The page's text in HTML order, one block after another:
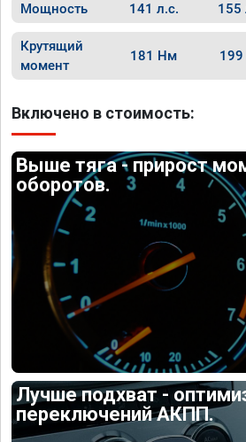
Мощность 141 л.с. 155
Крутящий
момент
181 Нм
Включено в стоимость:
Выше тяга - прирост
оборотов.
Лучше подхват -
переключений АКПП.